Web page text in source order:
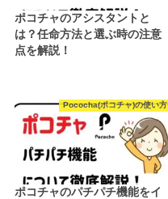
ポコチャのアシスタントと
は？任命方法と選ぶ時の注意
点を解説！
Pococha(ポコチャ)の使い方
ポコチャのパチパチ機能をイ